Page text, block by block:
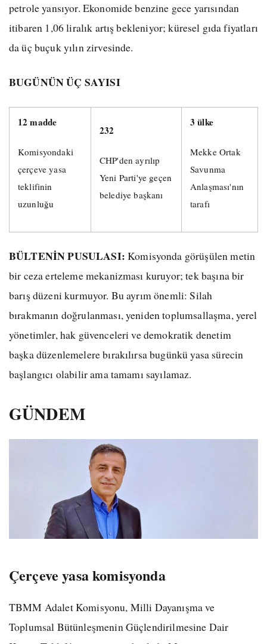
petrole yansıyor. Ekonomide benzine gece yarısından
itibaren 1,06 liralık artış bekleniyor; küresel gıda fiyatları
da üç buçuk yılın zirvesinde.
BUGÜNÜN ÜÇ SAYISI
12 madde
Komisyondaki
çerçeve yasa
teklifinin
uzunluğu
232
CHP'den ayrılıp
Yeni Parti'ye geçen
belediye başkanı
3 ülke
Mekke Ortak
Savunma
Anlaşması'nın
tarafı
BÜLTENİN PUSULASI: Komisyonda görüşülen metin
bir ceza erteleme mekanizması kuruyor; tek başına bir
barış düzeni kurmuyor. Bu ayrım önemli: Silah
bırakmanın doğrulanması, yeniden toplumsallaşma, yerel
yönetimler, hak güvenceleri ve demokratik denetim
başka düzenlemelere bırakılırsa bugünkü yasa sürecin
başlangıcı olabilir ama tamamı sayılamaz.
GÜNDEM
Çerçeve yasa komisyonda
TBMM Adalet Komisyonu, Milli Dayanışma ve
Toplumsal Bütünleşmenin Güçlendirilmesine Dair